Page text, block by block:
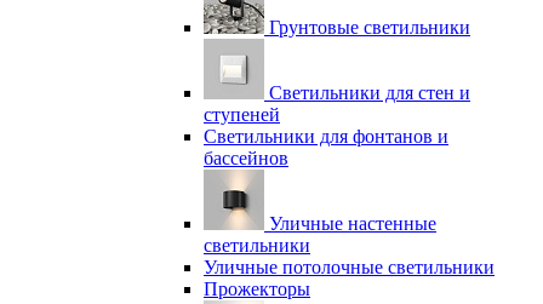
Грунтовые светильники
Светильники для стен и
ступеней
Светильники для фонтанов и
бассейнов
Уличные настенные
светильники
Уличные потолочные светильники
Прожекторы